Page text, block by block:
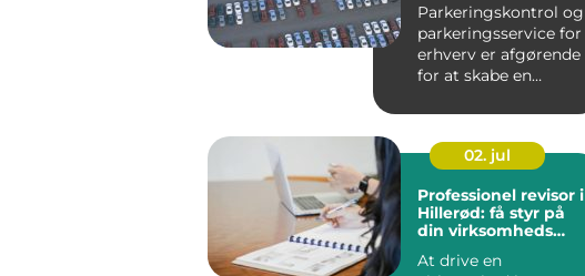
Parkeringskontrol og
parkeringsservice for
erhverv er afgørende
for at skabe en
02. jul
Professionel revisor i
Hillerød: få styr på
din virksomheds
At drive en